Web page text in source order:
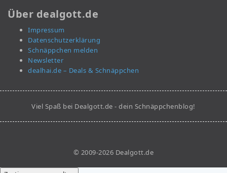
Über dealgott.de
Impressum
Datenschutzerklärung
Schnäppchen melden
Newsletter
dealhai.de – Deals & Schnäppchen
Viel Spaß bei Dealgott.de - dein Schnäppchenblog!
© 2009-2026 Dealgott.de